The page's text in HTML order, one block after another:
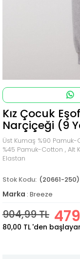
Kız Çocuk
Narçiçeği (9
Üst Kumaş %90 Pamuk-
%45 Pamuk-Cotton , Alt
Elastan
(20661-250)
Marka : Breeze
904,99 TL
80,00 TL 'den